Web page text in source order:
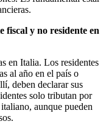
fiscal y no residente en
en Italia. Los residentes
al año en el país o
deben declarar sus
solo tributan por
aunque pueden